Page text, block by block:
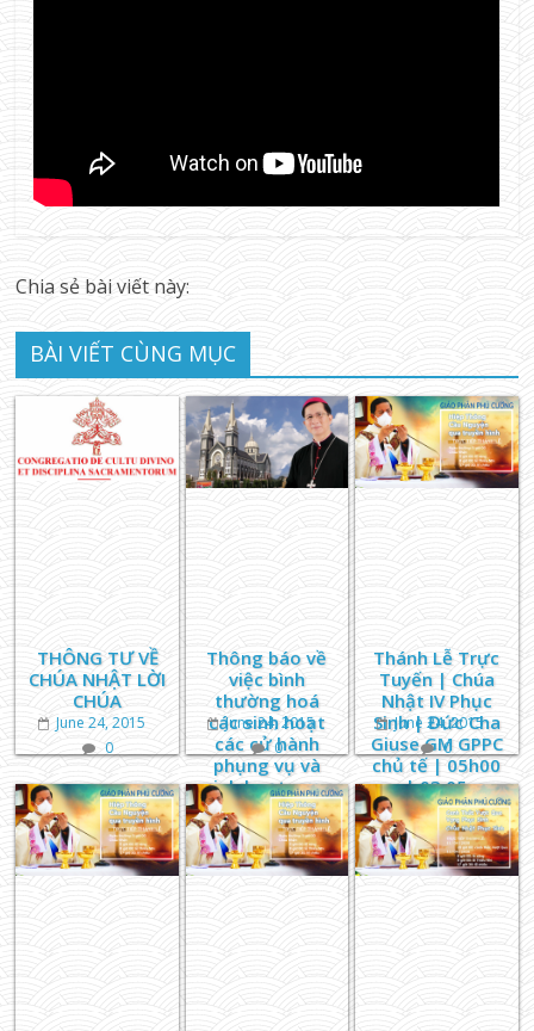
Chia sẻ bài viết này:
BÀI VIẾT CÙNG MỤC
THÔNG TƯ VỀ
CHÚA NHẬT LỜI
CHÚA
June 24, 2015
0
Thông báo về
việc bình
thường hoá
các sinh hoạt
các cử hành
phụng vụ và
sinh hoạt mục
vụ tại Giáo
Phận Phú
Cường
June 24, 2015
0
Thánh Lễ Trực
Tuyến | Chúa
Nhật IV Phục
Sinh | Đức Cha
Giuse GM GPPC
chủ tế | 05h00
| 03.05
June 24, 2015
0